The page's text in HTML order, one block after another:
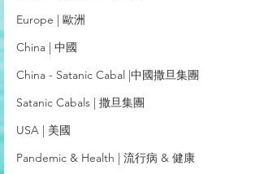
Europe | 歐洲
China | 中國
China - Satanic Cabal |中國撒旦集團
Satanic Cabals | 撒旦集團
USA | 美國
Pandemic & Health | 流行病 & 健康